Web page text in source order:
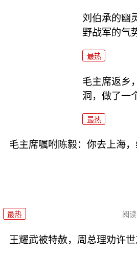
刘伯承的幽
野战军的气
最热
毛主席返乡
洞，做了一
最热
毛主席嘱咐陈毅：你去上海
最热 阅读
王耀武被特赦，周总理劝许